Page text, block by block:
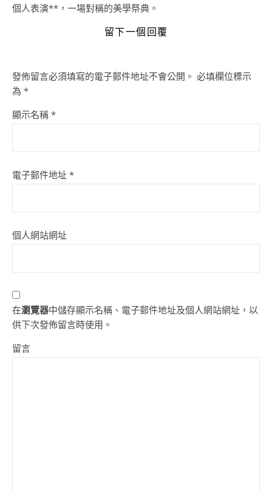
個人表演**，一場對稱的美學祭典。
留下一個回覆
發佈留言必須填寫的電子郵件地址不會公開。 必填欄位標示
為 *
顯示名稱 *
電子郵件地址 *
個人網站網址
在瀏覽器中儲存顯示名稱、電子郵件地址及個人網站網址，以
供下次發佈留言時使用。
留言